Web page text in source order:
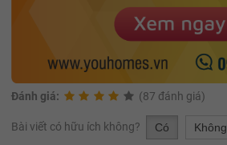
Đánh giá: (87 đánh giá)
Bài viết có hữu ích không? Có Không